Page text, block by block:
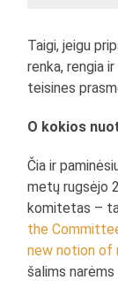
Taigi, jeigu
renka, rengia
teisines
O kokios
Čia ir
metų rugsėjo
komitetas –
the
new notion of
šalims